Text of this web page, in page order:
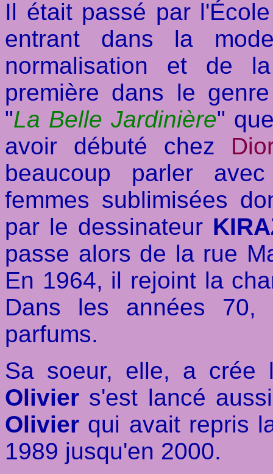
Il était passé par
entrant dans la
normalisation et de
première dans le
"La Belle Jardinière"
avoir débuté chez
beaucoup parler
femmes sublimisées
par le dessinateur
passe alors de la rue
En 1964, il rejoint la
Dans les années
parfums.
Sa soeur, elle, a crée
Olivier s'est lancé
Olivier qui avait repris
1989 jusqu'en 2000.